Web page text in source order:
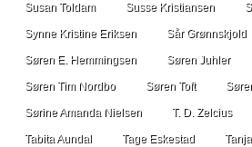
Susan Toldam Susse Kristiansen
Synne Kristine Eriksen Sår Grønnskjold
Søren E. Hemmingsen Søren Juhler
Søren Tim Nordbo Søren Toft
Sørine Amanda Nielsen T. D. Zelcius
Tabita Aundal Tage Eskestad